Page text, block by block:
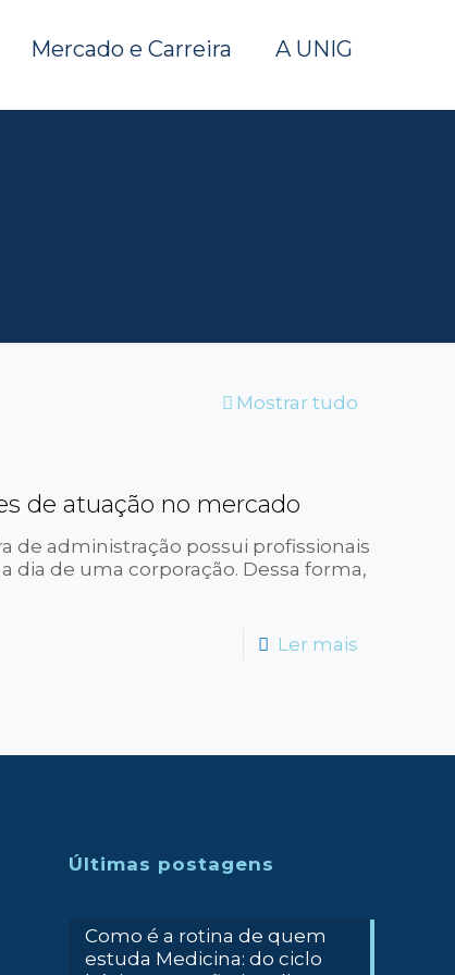
Mercado e Carreira A UNIG
Mostrar tudo
de atuação no mercado
de administração possui profissionais
dia de uma corporação. Dessa forma,
Ler mais-
Últimas postagens
Como é a rotina de quem
estuda Medicina: do ciclo